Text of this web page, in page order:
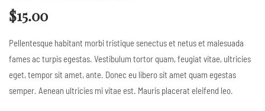
la
4.00
din 5
pe
$15.00
Pellentesque habitant morbi tristique senectus et netus et malesuada
fames ac turpis egestas. Vestibulum tortor quam, feugiat vitae, ultricies
eget, tempor sit amet, ante. Donec eu libero sit amet quam egestas
semper. Aenean ultricies mi vitae est. Mauris placerat eleifend leo.